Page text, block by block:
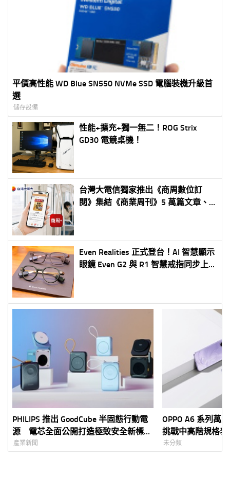
平價高性能 WD Blue SN550 NVMe SSD 電腦裝機升級首
選
儲存設備
性能+擴充+獨一無二！ROG Strix
GD30 電競桌機！
台灣大電信獨家推出《商周數位訂
閱》集結《商業周刊》5 萬篇文章、
Even Realities 正式登台！AI 智慧顯示
眼鏡 Even G2 與 R1 智慧戒指同步上
打造「Quiet Tech」全新智慧穿戴體驗
PHILIPS 推出 GoodCube 半固態行動電
源 電芯全面公開打造極致安全新標準
輕量設計結合高效充電 全系列預購正
產業新聞
OPPO A6 系列萬
挑戰中高階規格
用機需求 最低不
未分類